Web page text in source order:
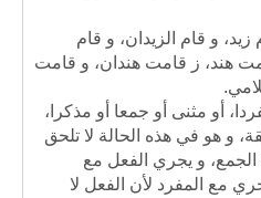
زيد، و قام الزيدان، و قام
هند، ز قامت هندان، و قامت
أو مثنى أو جمعا أو مذكرا،
و هو في هذه الحالة لا تلحق
الجمع، و يجري الفعل مع
مع المفرد لأن الفعل لا